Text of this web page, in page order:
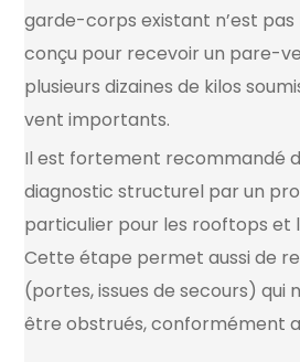
garde-corps existant n’est
conçu pour recevoir un pare-
plusieurs dizaines de kilos
vent importants.
Il est fortement recommandé
diagnostic structurel par un
particulier pour les rooftops et
Cette étape permet aussi de
(portes, issues de secours) qui
être obstrués, conformément